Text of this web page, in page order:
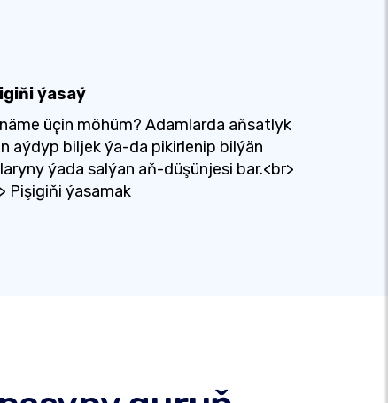
ýasaý
üçin möhüm? Adamlarda aňsatlyk
aýdyp biljek ýa-da pikirlenip bilýän
ýada salýan aň-düşünjesi bar.<br>
Pişigiňi ýasamak